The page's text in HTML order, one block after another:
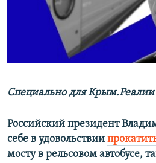
ПОБЕДИТЕЛЕЙ НЕ СУДЯТ?
КРЫМ.НЕПОКОРЕННЫЙ
ПРИСОЕДИНЯЙТЕСЬ!
Все сайты RFE/RL
Специально для Крым.Реалии
Российский президент
себе в удовольствии
мосту в рельсовом автобусе,